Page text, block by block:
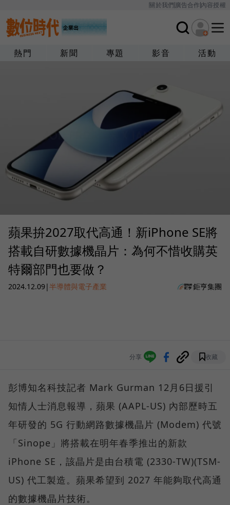
關於我們廣告合作內容授權
熱門 新聞 專題 影音 活動
蘋果拚2027取代高通！新iPhone SE將
搭載自研數據機晶片：為何不惜收購英
特爾部門也要做？
2024.12.09|半導體與電子產業 鉅亨集團
分享 收藏
彭博知名科技記者 Mark Gurman 12月6日援引
知情人士消息報導，蘋果 (AAPL-US) 內部歷時五
年研發的 5G 行動網路數據機晶片 (Modem) 代號
「Sinope」將搭載在明年春季推出的新款
iPhone SE，該晶片是由台積電 (2330-TW)(TSM-
US) 代工製造。蘋果希望到 2027 年能夠取代高通
的數據機晶片技術。